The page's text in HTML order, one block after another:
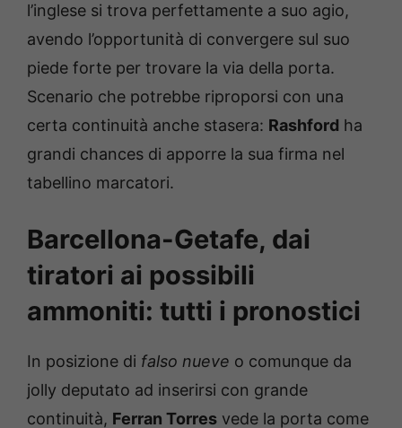
l’inglese si trova perfettamente a suo agio,
avendo l’opportunità di convergere sul suo
piede forte per trovare la via della porta.
Scenario che potrebbe riproporsi con una
certa continuità anche stasera: Rashford ha
grandi chances di apporre la sua firma nel
tabellino marcatori.
Barcellona-Getafe, dai
tiratori ai possibili
ammoniti: tutti i pronostici
In posizione di falso nueve o comunque da
jolly deputato ad inserirsi con grande
continuità, Ferran Torres vede la porta come